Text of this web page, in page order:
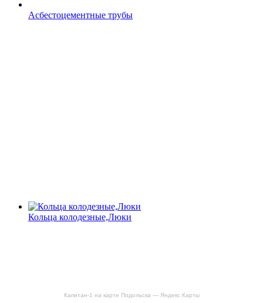
Капитан-1 на карте Подольска — Яндекс Карты
Асбестоцементные трубы
Кольца колодезные,Люки